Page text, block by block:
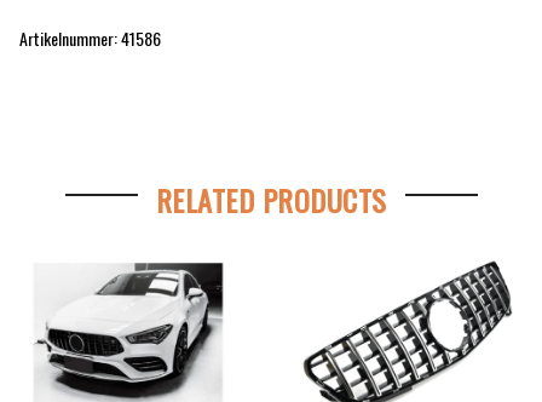
Artikelnummer:41586
RELATED PRODUCTS